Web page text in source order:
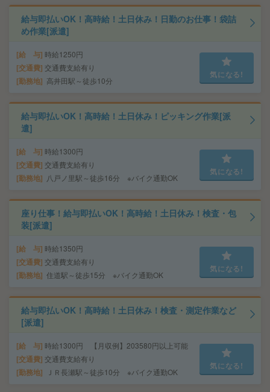
給与即払いOK！高時給！土日休み！日勤のお仕事！袋詰
め作業[派遣]
給 与 時給1250円
交通費 交通費支給有り
勤務地 高井田駅～徒歩10分
気になる!
給与即払いOK！高時給！土日休み！ピッキング作業[派
遣]
給 与 時給1300円
交通費 交通費支給有り
勤務地 八戸ノ里駅～徒歩16分 ※バイク通勤OK
気になる!
座り仕事！給与即払いOK！高時給！土日休み！検査・包
装[派遣]
給 与 時給1350円
交通費 交通費支給有り
勤務地 住道駅～徒歩15分 ※バイク通勤OK
気になる!
給与即払いOK！高時給！土日休み！検査・測定作業など
[派遣]
給 与 時給1300円 【月収例】203580円以上可能
交通費 交通費支給有り
勤務地 ＪＲ長瀬駅～徒歩10分 ※バイク通勤OK
気になる!